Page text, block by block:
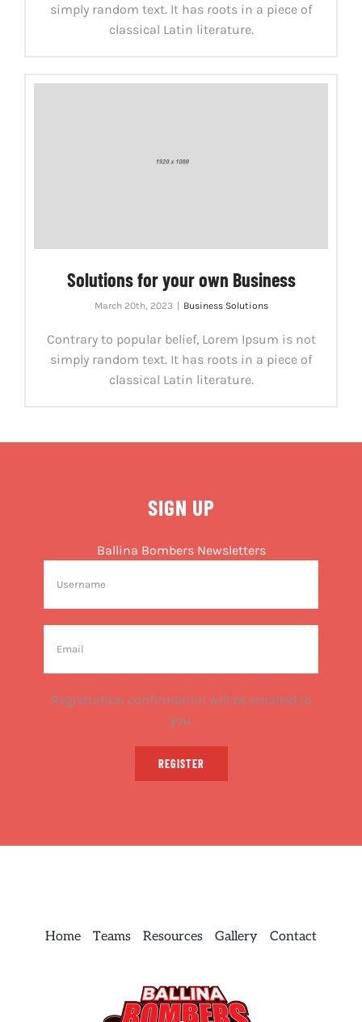
simply random text. It has roots in a piece of
classical Latin literature.
Solutions for your own Business
March 20th, 2023 | Business Solutions
Contrary to popular belief, Lorem Ipsum is not
simply random text. It has roots in a piece of
classical Latin literature.
SIGN UP
Ballina Bombers Newsletters
Registration confirmation will be emailed to
you.
REGISTER
Home Teams Resources Gallery Contact